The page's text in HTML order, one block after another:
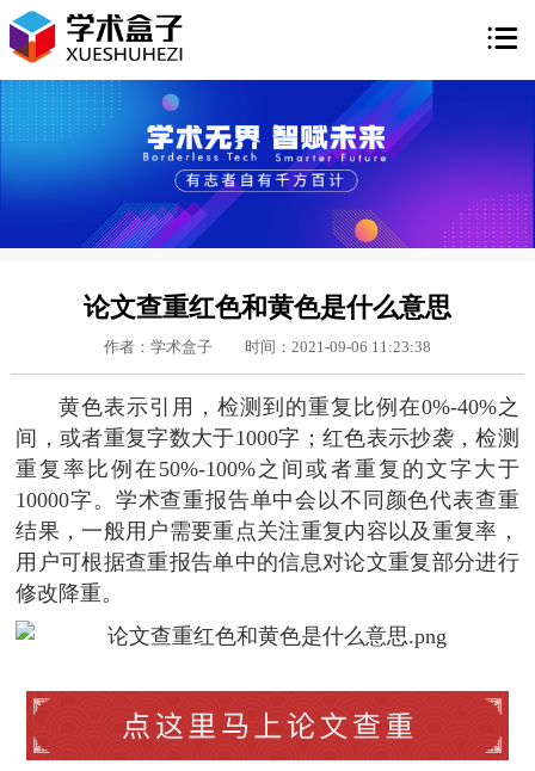

论文查重红色和黄色是什么意思
作者：学术盒子 时间：2021-09-06 11:23:38
黄色表示引用，检测到的重复比例在0%-40%之
间，或者重复字数大于1000字；红色表示抄袭，检测
重复率比例在50%-100%之间或者重复的文字大于
10000字。学术查重报告单中会以不同颜色代表查重
结果，一般用户需要重点关注重复内容以及重复率，
用户可根据查重报告单中的信息对论文重复部分进行
修改降重。